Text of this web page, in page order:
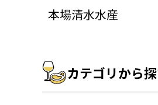
本場清水水産
カテゴリから